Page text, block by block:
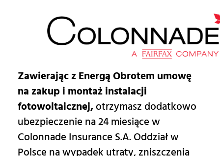
Zawierając z Energą Obrotem umowę
na zakup i montaż instalacji
fotowoltaicznej,otrzymasz dodatkowo
ubezpieczenie na 24 miesiące w
Colonnade Insurance S.A. Oddział w
Polsce na wypadek utraty, zniszczenia